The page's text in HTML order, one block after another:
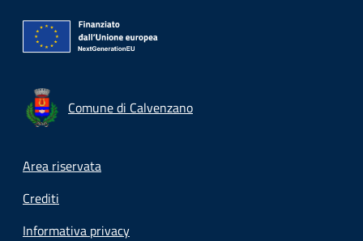
Comune di Calvenzano
Footer menu
Area riservata
Crediti
Informativa privacy